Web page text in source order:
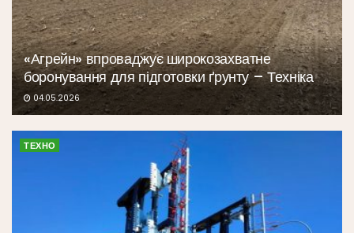
«Агрейн» впроваджує широкозахватне
боронування для підготовки ґрунту – Техніка
04.05.2026
ТЕХНО